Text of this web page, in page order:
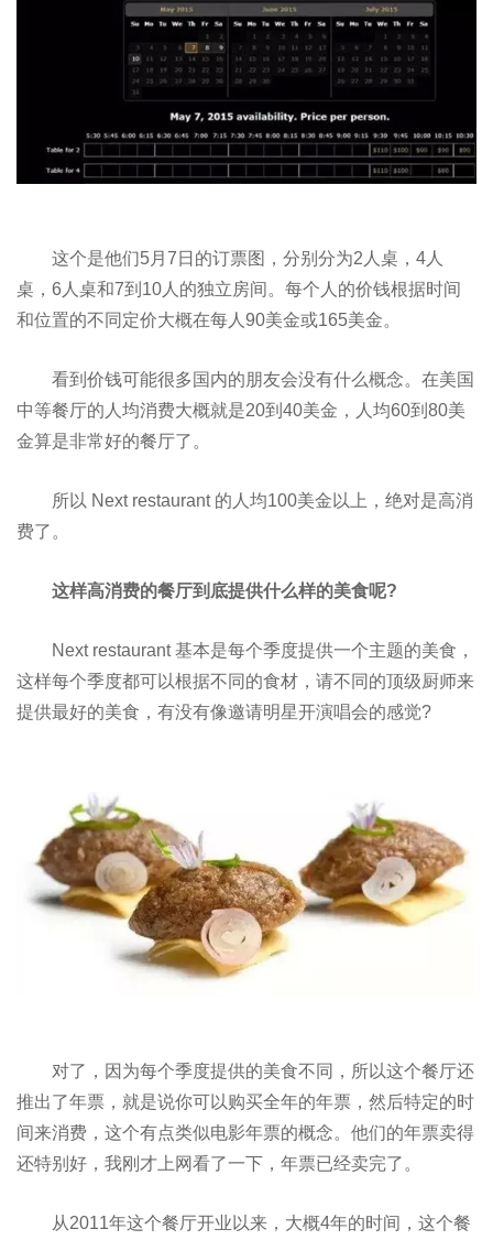
这个是他们5月7日的订票图，分别分为2人桌，4人
桌，6人桌和7到10人的独立房间。每个人的价钱根据时间
和位置的不同定价大概在每人90美金或165美金。
看到价钱可能很多国内的朋友会没有什么概念。在美国
中等餐厅的人均消费大概就是20到40美金，人均60到80美
金算是非常好的餐厅了。
所以 Next restaurant 的人均100美金以上，绝对是高消
费了。
这样高消费的餐厅到底提供什么样的美食呢?
Next restaurant 基本是每个季度提供一个主题的美食，
这样每个季度都可以根据不同的食材，请不同的顶级厨师来
提供最好的美食，有没有像邀请明星开演唱会的感觉?
对了，因为每个季度提供的美食不同，所以这个餐厅还
推出了年票，就是说你可以购买全年的年票，然后特定的时
间来消费，这个有点类似电影年票的概念。他们的年票卖得
还特别好，我刚才上网看了一下，年票已经卖完了。
从2011年这个餐厅开业以来，大概4年的时间，这个餐